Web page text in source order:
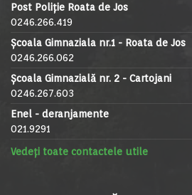
Post Poliție Roata de Jos
0246.266.419
Școala Gimnaziala nr.1 - Roata de Jos
0246.266.062
Școala Gimnazială nr. 2 - Cartojani
0246.267.603
Enel - deranjamente
021.9291
Vedeți toate contactele utile